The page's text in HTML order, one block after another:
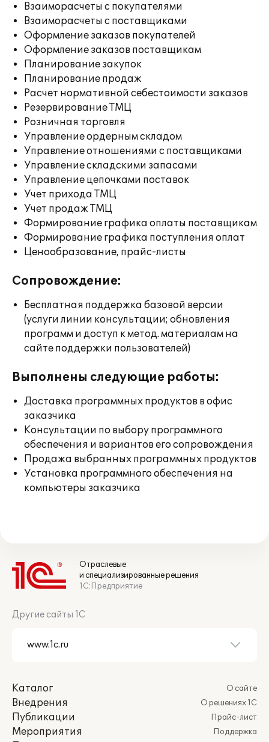
Взаиморасчеты с покупателями
Взаиморасчеты с поставщиками
Оформление заказов покупателей
Оформление заказов поставщикам
Планирование закупок
Планирование продаж
Расчет нормативной себестоимости заказов
Резервирование ТМЦ
Розничная торговля
Управление ордерным складом
Управление отношениями с поставщиками
Управление складскими запасами
Управление цепочками поставок
Учет прихода ТМЦ
Учет продаж ТМЦ
Формирование графика оплаты поставщикам
Формирование графика поступления оплат
Ценообразование, прайс-листы
Сопровождение:
Бесплатная поддержка базовой версии
(услуги линии консультации; обновления
программ и доступ к метод. материалам на
сайте поддержки пользователей)
Выполнены следующие работы:
Доставка программных продуктов в офис
заказчика
Консультации по выбору программного
обеспечения и вариантов его сопровождения
Продажа выбранных программных продуктов
Установка программного обеспечения на
компьютеры заказчика
Отраслевые
и специализированные решения
1С:Предприятие
Другие сайты 1С
Каталог
Внедрения
Публикации
Мероприятия
О сайте
О решениях 1С
Прайс-лист
Поддержка